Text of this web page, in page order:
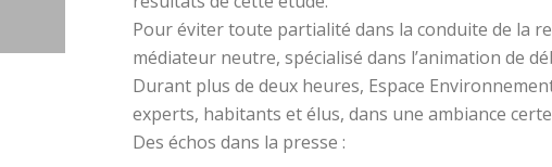
Pour éviter toute partialité dans la conduite de la
médiateur neutre, spécialisé dans l’animation de
Durant plus de deux heures, Espace
experts, habitants et élus, dans une ambiance
Des échos dans la presse :